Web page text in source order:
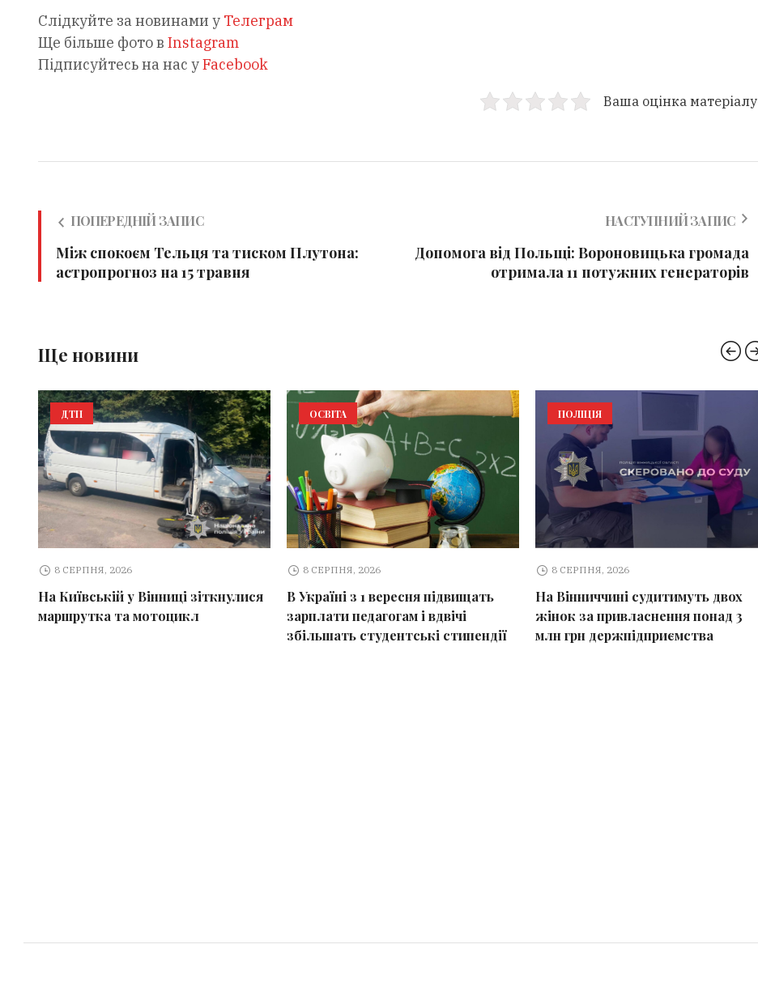
Слідкуйте за новинами у Телеграм
Ще більше фото в Instagram
Підписуйтесь на нас уFacebook
Ваша оцінка матеріалу
ПОПЕРЕДНІЙ ЗАПИС
Між спокоєм Тельця та тиском Плутона:
астропрогноз на 15 травня
НАСТУПНИЙ ЗАПИС
Допомога від Польщі: Вороновицька громада
отримала 11 потужних генераторів
Ще новини
ДТП
8 СЕРПНЯ, 2026
На Київській у Вінниці зіткнулися
маршрутка та мотоцикл
ОСВІТА
8 СЕРПНЯ, 2026
В Україні з 1 вересня підвищать
зарплати педагогам і вдвічі
збільшать студентські стипендії
ПОЛІЦІЯ
8 СЕРПНЯ, 2026
На Вінниччині судитимуть двох
жінок за привласнення понад 3
млн грн держпідприємства